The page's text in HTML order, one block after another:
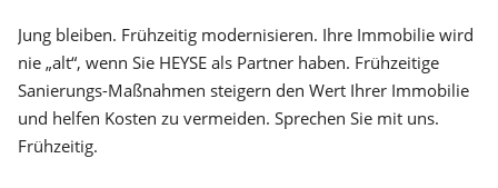
Jung bleiben. Frühzeitig modernisieren. Ihre Immobilie wird
nie „alt“, wenn Sie HEYSE als Partner haben. Frühzeitige
Sanierungs-Maßnahmen steigern den Wert Ihrer Immobilie
und helfen Kosten zu vermeiden. Sprechen Sie mit uns.
Frühzeitig.